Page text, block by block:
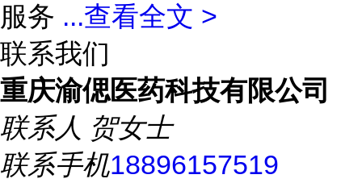
服务 ...查看全文 >
联系我们
重庆渝偲医药科技有限公司
联系人 贺女士
联系手机18896157519